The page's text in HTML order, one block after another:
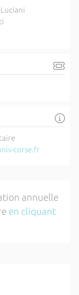
corse.fr
annuelle
en cliquant